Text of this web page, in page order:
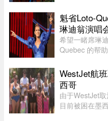
找回电脑。据
Plateau-Mont-
魁省Loto-
琳迪翁演唱
希望一睹席琳
Quebec 的帮
Experience”抽
人可携一名同
WestJet航
西哥
由于WestJet
目前被困在墨